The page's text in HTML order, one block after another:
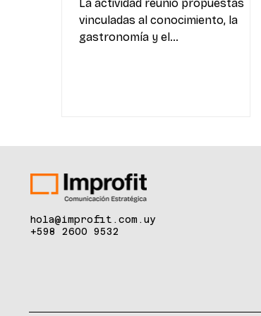
La actividad reunió propuestas
vinculadas al conocimiento, la
gastronomía y el
Tecnológica del Uruguay (UTEC), el
Municipio de Piedras Coloradas y la
Intendencia de Paysandú, impulsó
el sábado 23 de mayo el III
hola@improfit.com.uy
+598 2600 9532